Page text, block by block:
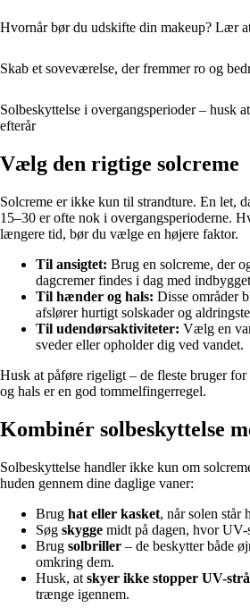
Hvornår bør du udskifte din makeup? Lær
Skab et soveværelse, der fremmer ro og
Solbeskyttelse i overgangsperioder – husk
efterår
Vælg den rigtige solcreme
Solcreme er ikke kun til strandture. En let,
15–30 er ofte nok i overgangsperioderne.
længere tid, bør du vælge en højere faktor.
Til ansigtet: Brug en solcreme, der
dagcremer findes i dag med
Til hænder og hals: Disse områder
afslører hurtigt solskader og
Til udendørsaktiviteter: Vælg en
sveder eller opholder dig ved vandet.
Husk at påføre rigeligt – de fleste bruger
og hals er en god tommelfingerregel.
Kombinér solbeskyttelse
Solbeskyttelse handler ikke kun om
huden gennem dine daglige vaner:
Brug hat eller kasket, når solen står
Søg skygge midt på dagen, hvor
Brug solbriller – de beskytter både
omkring dem.
Husk, at skyer ikke stopper UV-
trænge igennem.